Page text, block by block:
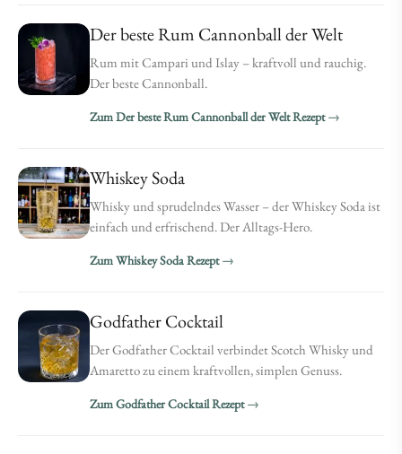
Der beste Rum Cannonball der Welt
Rum mit Campari und Islay – kraftvoll und rauchig.
Der beste Cannonball.
Zum Der beste Rum Cannonball der Welt Rezept
Whiskey Soda
Whisky und sprudelndes Wasser – der Whiskey Soda ist
einfach und erfrischend. Der Alltags-Hero.
Zum Whiskey Soda Rezept
Godfather Cocktail
Der Godfather Cocktail verbindet Scotch Whisky und
Amaretto zu einem kraftvollen, simplen Genuss.
Zum Godfather Cocktail Rezept